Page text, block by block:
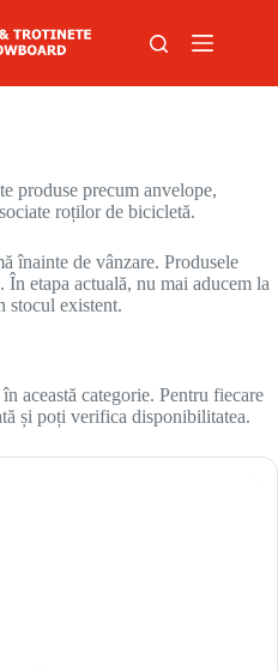
produse precum anvelope,
roților de bicicletă.
înainte de vânzare. Produsele
etapa actuală, nu mai aducem la
stocul existent.
această categorie. Pentru fiecare
și poți verifica disponibilitatea.